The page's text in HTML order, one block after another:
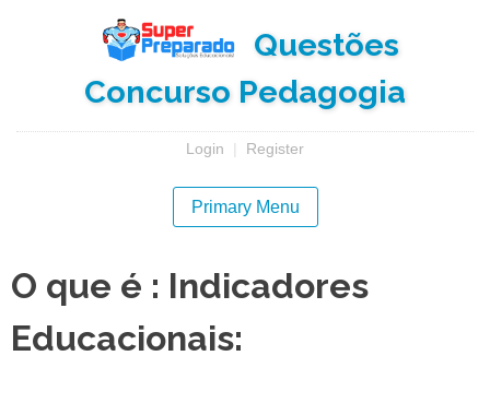
Questões
Concurso Pedagogia
Login | Register
Primary Menu
O que é : Indicadores
Educacionais: